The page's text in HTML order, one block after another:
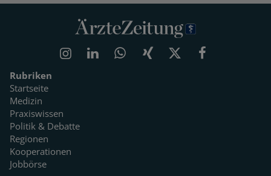
Rubriken
Startseite
Medizin
Praxiswissen
Politik & Debatte
Regionen
Kooperationen
Jobbörse